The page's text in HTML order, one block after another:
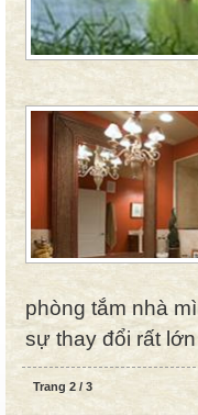
phòng tắm nhà
sự thay đổi rất
Trang 2 / 3